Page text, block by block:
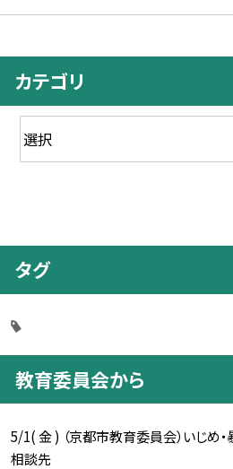
カテゴリ
タグ
教育委員会から
5/1( 金 ) （京都市教育委員会）いじめ
相談先